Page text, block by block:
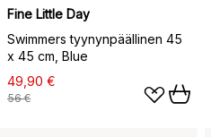
Fine Little Day
Swimmers tyynynpäällinen 45
x 45 cm, Blue
49,90 €
56 €